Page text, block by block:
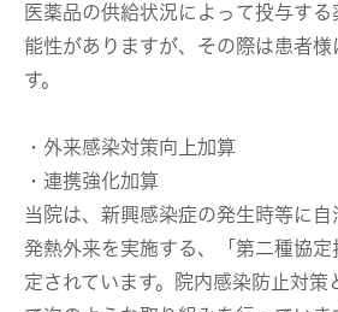
医薬品の供給状況によって投与する
能性がありますが、その際は患者様
す。
・外来感染対策向上加算
・連携強化加算
当院は、新興感染症の発生時等に自
発熱外来を実施する、「第二種協
定されています。院内感染防止対策